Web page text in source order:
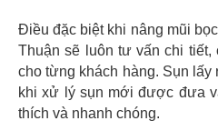
Điều đặc biệt khi nâng mũi
Thuận sẽ luôn tư vấn chi
cho từng khách hàng. Sụn
khi xử lý sụn mới được đưa
thích và nhanh chóng.